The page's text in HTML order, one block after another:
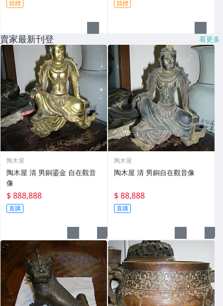
競標 競標
賣家最新刊登 看更多
陶木屋
陶木屋 清 男銅鎏金 自在觀音
像
$ 888,888
直購
陶木屋
陶木屋 清 男銅自在觀音像
$ 88,888
直購